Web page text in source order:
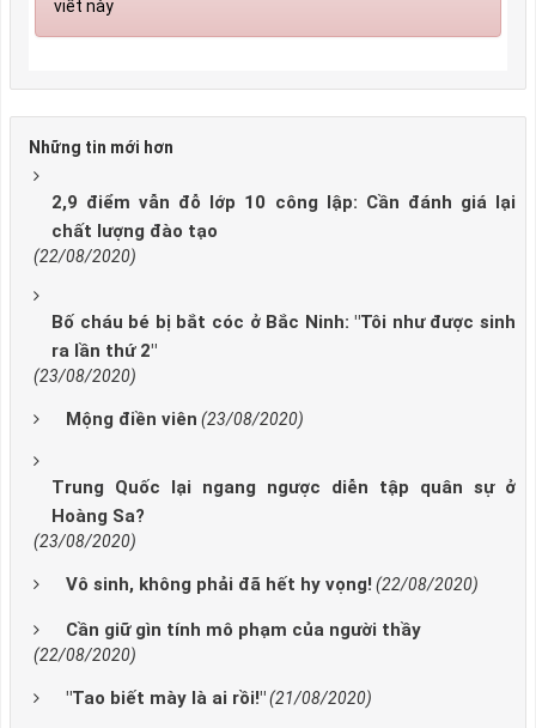
viết này
Những tin mới hơn
2,9 điểm vẫn đỗ lớp 10 công lập: Cần đánh giá lại
chất lượng đào tạo ​
(22/08/2020)
Bố cháu bé bị bắt cóc ở Bắc Ninh: "Tôi như được sinh
ra lần thứ 2"
(23/08/2020)
Mộng điền viên (23/08/2020)
Trung Quốc lại ngang ngược diễn tập quân sự ở
Hoàng Sa?
(23/08/2020)
Vô sinh, không phải đã hết hy vọng! (22/08/2020)
Cần giữ gìn tính mô phạm của người thầy
(22/08/2020)
"Tao biết mày là ai rồi!"(21/08/2020)